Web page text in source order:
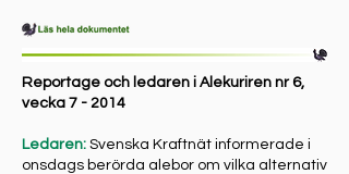
Reportage och ledaren i Alekuriren nr 6,
vecka 7 - 2014
Ledaren: Svenska Kraftnät informerade i
onsdags berörda alebor om vilka alternativ